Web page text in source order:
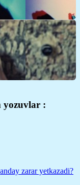
yozuvlar :
zarar yetkazadi?